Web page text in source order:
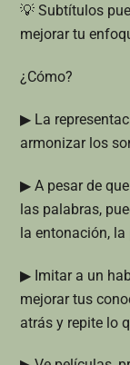
💡 Subtítulos
mejorar tu
¿Cómo?
▶ La
armonizar los
▶ A pesar de
las palabras,
la entonación,
▶ Imitar a un
mejorar tus
atrás y repite lo